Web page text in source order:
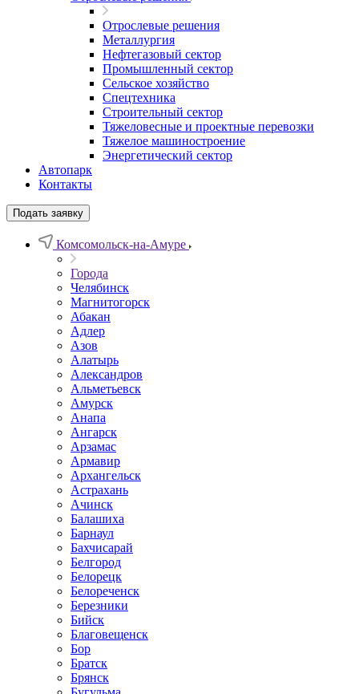
Отрослевые решения
Металлургия
Нефтегазовый сектор
Промышленный сектор
Сельское хозяйство
Спецтехника
Строительный сектор
Тяжеловесные и проектные перевозки
Тяжелое машиностроение
Энергетический сектор
Автопарк
Контакты
Подать заявку
Комсомольск-на-Амуре
Города
Челябинск
Магнитогорск
Абакан
Адлер
Азов
Алатырь
Александров
Альметьевск
Амурск
Анапа
Ангарск
Арзамас
Армавир
Архангельск
Астрахань
Ачинск
Балашиха
Барнаул
Бахчисарай
Белгород
Белорецк
Белореченск
Березники
Бийск
Благовещенск
Бор
Братск
Брянск